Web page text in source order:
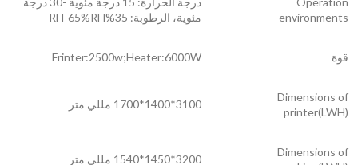
environments
مئوية، الرطوبة: 35%RH-65%RH
قوة Frinter:2500w;Heater:6000W
Dimensions of
printer(LWH)
3100*1400*1700 مللي متر
Dimensions of
3200*1450*1540 مللي متر